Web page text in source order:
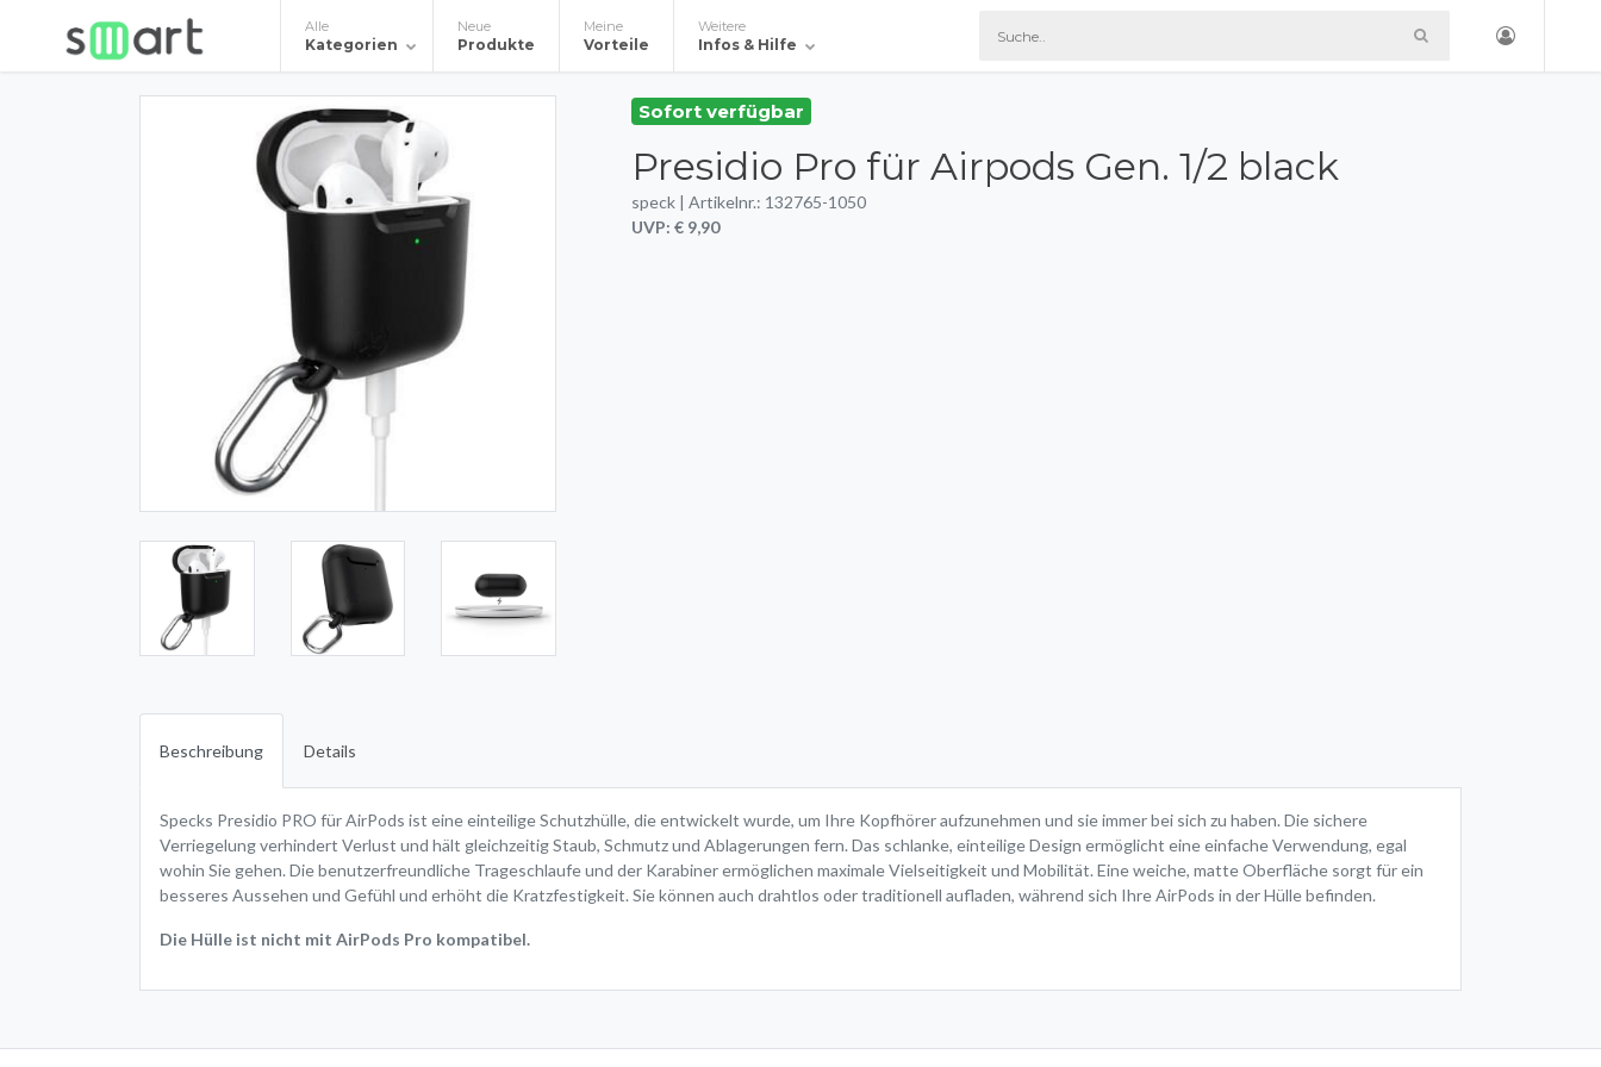
Alle
Kategorien
Neue
Produkte
Meine
Vorteile
Weitere
Infos & Hilfe
Sofort verfügbar
Presidio Pro für Airpods Gen. 1/2 black
speck | Artikelnr.: 132765-1050
UVP: € 9,90
Beschreibung Details
Specks Presidio PRO für AirPods ist eine einteilige Schutzhülle, die entwickelt wurde, um Ihre Kopfhörer aufzunehmen und sie immer bei sich zu haben. Die sichere
Verriegelung verhindert Verlust und hält gleichzeitig Staub, Schmutz und Ablagerungen fern. Das schlanke, einteilige Design ermöglicht eine einfache Verwendung, egal
wohin Sie gehen. Die benutzerfreundliche Trageschlaufe und der Karabiner ermöglichen maximale Vielseitigkeit und Mobilität. Eine weiche, matte Oberfläche sorgt für ein
besseres Aussehen und Gefühl und erhöht die Kratzfestigkeit. Sie können auch drahtlos oder traditionell aufladen, während sich Ihre AirPods in der Hülle befinden.
Die Hülle ist nicht mit AirPods Pro kompatibel.